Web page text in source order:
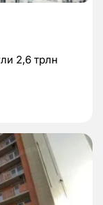
2,6 трлн